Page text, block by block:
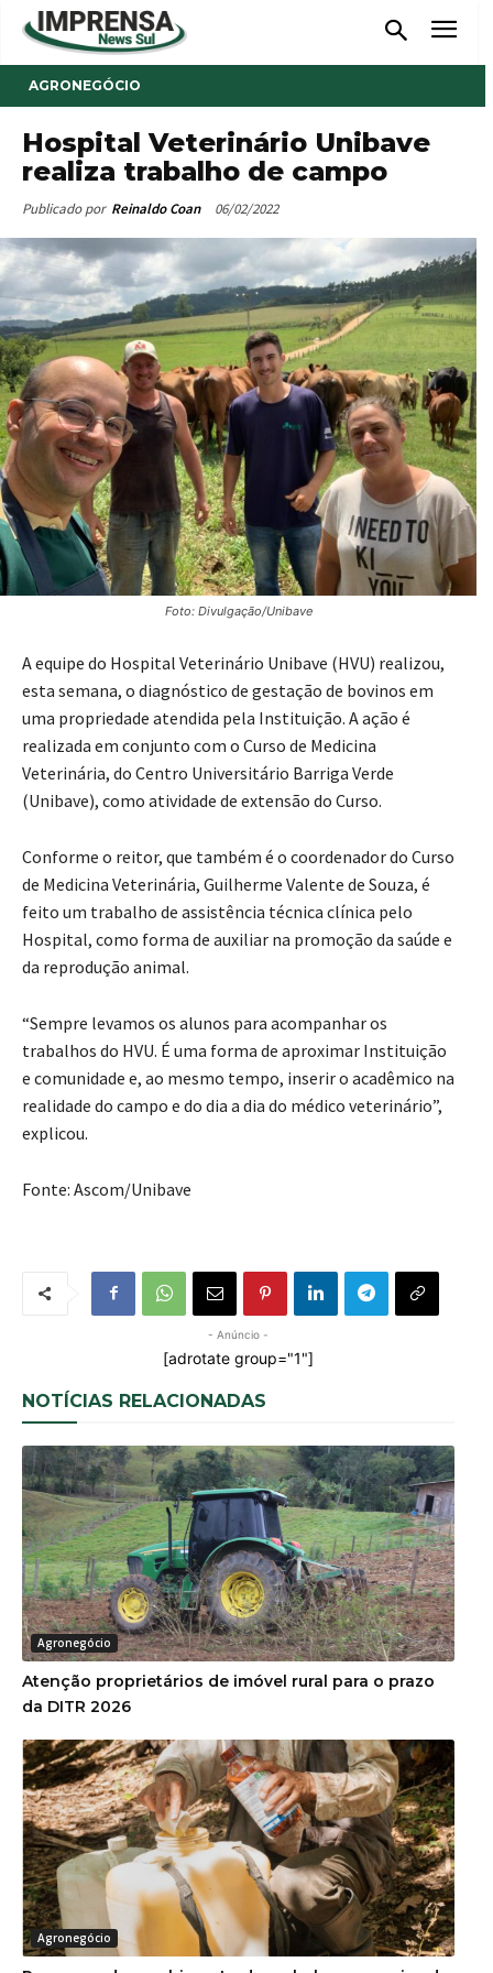
AGRONEGÓCIO
Hospital Veterinário Unibave
realiza trabalho de campo
Publicado por Reinaldo Coan 06/02/2022
Foto: Divulgação/Unibave
A equipe do Hospital Veterinário Unibave (HVU) realizou,
esta semana, o diagnóstico de gestação de bovinos em
uma propriedade atendida pela Instituição. A ação é
realizada em conjunto com o Curso de Medicina
Veterinária, do Centro Universitário Barriga Verde
(Unibave), como atividade de extensão do Curso.
Conforme o reitor, que também é o coordenador do Curso
de Medicina Veterinária, Guilherme Valente de Souza, é
feito um trabalho de assistência técnica clínica pelo
Hospital, como forma de auxiliar na promoção da saúde e
da reprodução animal.
“Sempre levamos os alunos para acompanhar os
trabalhos do HVU. É uma forma de aproximar Instituição
e comunidade e, ao mesmo tempo, inserir o acadêmico na
realidade do campo e do dia a dia do médico veterinário”,
explicou.
Fonte: Ascom/Unibave
- Anúncio -
[adrotate group="1"]
NOTÍCIAS RELACIONADAS
Agronegócio
Atenção proprietários de imóvel rural para o prazo
da DITR 2026
Agronegócio